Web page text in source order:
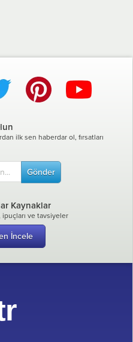
ilk sen haberdar ol, fırsatları
Gönder
Kaynaklar
ipuçları ve tavsiyeler
İncele